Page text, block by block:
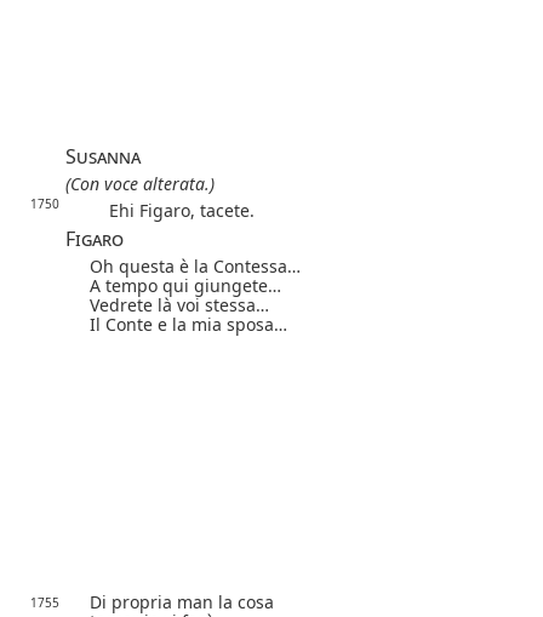
Susanna
(Con voce alterata.)
1750 Ehi Figaro, tacete.
Figaro
Oh questa è la Contessa…
A tempo qui giungete…
Vedrete là voi stessa…
Il Conte e la mia sposa…
1755
Di propria man la cosa